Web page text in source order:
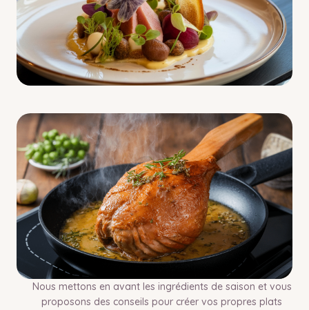
Nous mettons en avant les ingrédients de saison et vous
proposons des conseils pour créer vos propres plats